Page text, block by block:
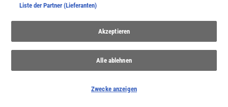
Sie können unsere Newsletter jederzeit wieder abbestellen. Infos zu unserem Umgang
mit Ihren personenbezogenen Daten finden Sie in unserer
SERVICES
Kontakt
Liste der Partner (Lieferanten)
Akzeptieren
Alle ablehnen
Zwecke anzeigen